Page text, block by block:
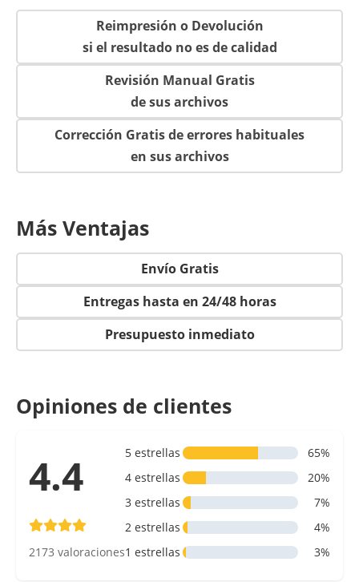
Reimpresión o Devolución
si el resultado no es de calidad
Revisión Manual Gratis
de sus archivos
Corrección Gratis de errores habituales
en sus archivos
Más Ventajas
Envío Gratis
Entregas hasta en 24/48 horas
Presupuesto inmediato
Opiniones de clientes
4.4
2173 valoraciones
5 estrellas
65%
4 estrellas
20%
3 estrellas
7%
2 estrellas
4%
1 estrellas
3%